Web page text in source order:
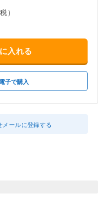
）
入れる
電子で購入
ールに登録する